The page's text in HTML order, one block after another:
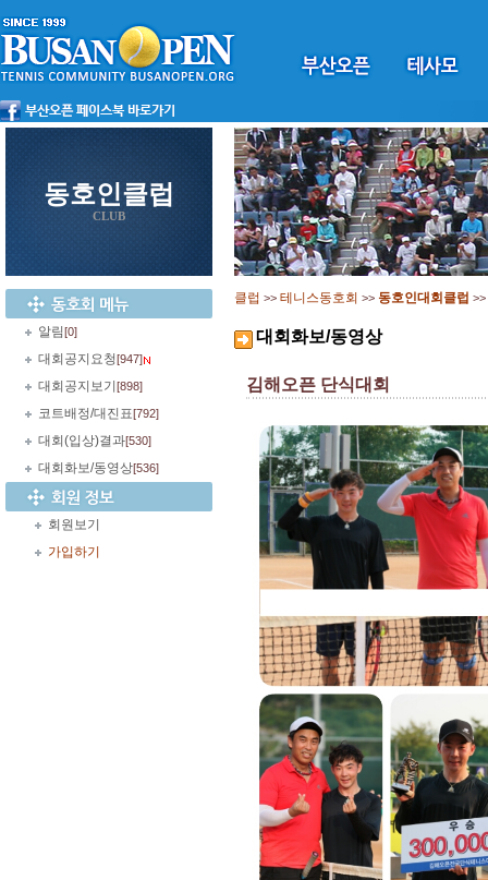
동호인클럽
CLUB
알림[0]
대회공지요청[947]
대회공지보기 [898]
코트배정/대진표[792]
대회(입상)결과[530]
대회화보/동영상[536]
회원보기
가입하기
클럽 >> 테니스동호회 >> 동호인대회클럽 >>
대회화보/동영상
김해오픈 단식대회